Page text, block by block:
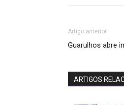
Artigo anterior
Guarulhos abre
ARTIGOS